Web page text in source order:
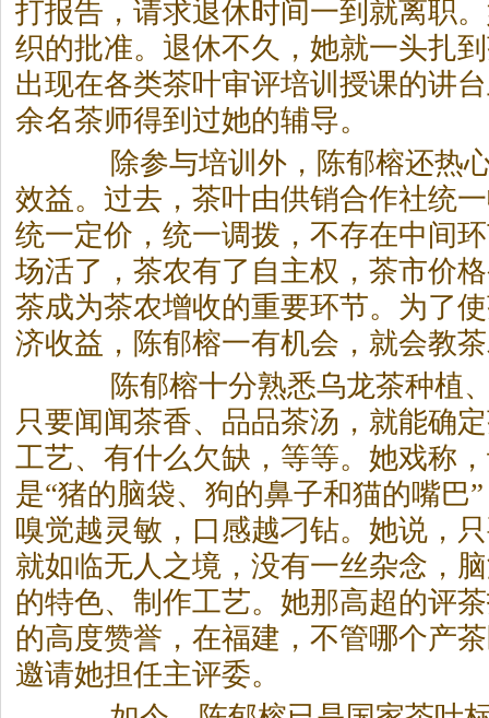
打报告，请求退休时间一到就离职
织的批准。退休不久，她就一头扎到
出现在各类茶叶审评培训授课的讲
余名茶师得到过她的辅导。
除参与培训外，陈郁榕还热
效益。过去， 茶叶由供销合作社统
统一定价，统一调拨，不存在中间
场活了， 茶农有了自主权， 茶市价
茶成为茶农增收的重要环节。为了使
济收益，陈郁榕一有机会，就会教茶
陈郁榕十分熟悉乌龙茶种植
只要闻闻茶香、品品茶汤，就能确定
工艺、有什么欠缺，等等。她戏称
是“猪的脑袋、狗的鼻子和猫的嘴巴
嗅觉越灵敏，口感越刁钻。她说，
就如临无人之境，没有一丝杂念，
的特色、制作工艺。她那高超的评茶
的高度赞誉，在福建，不管哪个产茶
邀请她担任主评委。